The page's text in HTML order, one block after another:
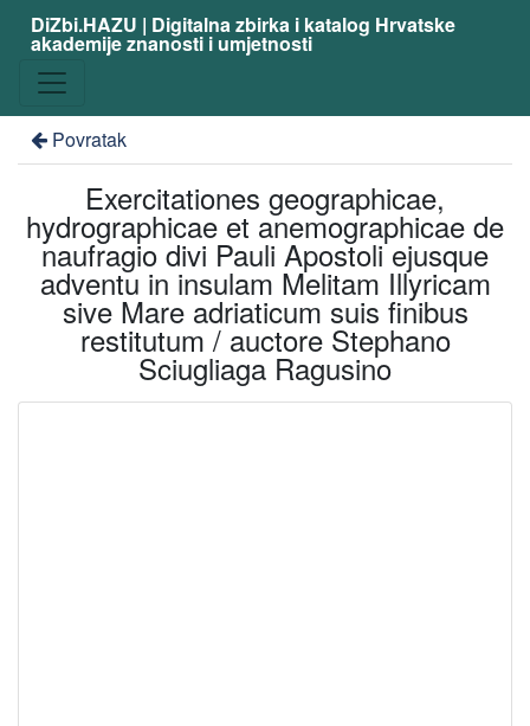
DiZbi.HAZU | Digitalna zbirka i katalog Hrvatske
akademije znanosti i umjetnosti
Povratak
Exercitationes geographicae,
hydrographicae et anemographicae de
naufragio divi Pauli Apostoli ejusque
adventu in insulam Melitam Illyricam
sive Mare adriaticum suis finibus
restitutum / auctore Stephano
Sciugliaga Ragusino